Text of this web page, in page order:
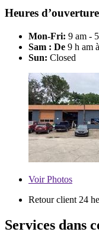
Heures d’ouverture
Mon-Fri: 9 am -
Sam : De 9 h am
Sun: Closed
VoirPhotos
Retour client 24
Services dans